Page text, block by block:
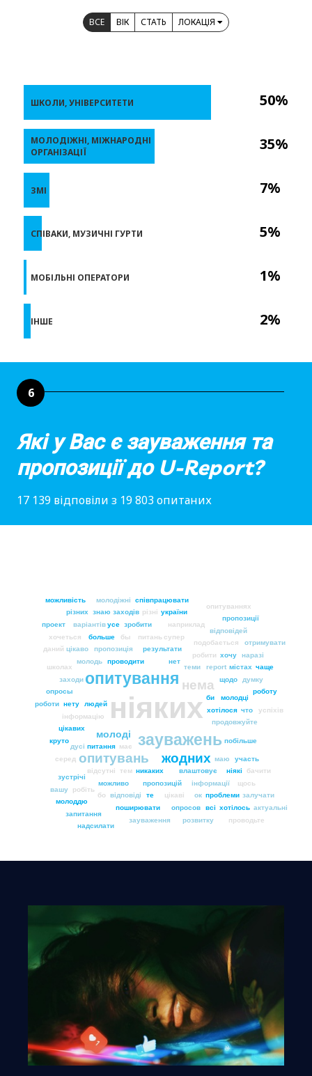
ВСЕ ВІК СТАТЬ ЛОКАЦІЯ
50%
35%
7%
5%
1%
2%
ШКОЛИ, УНІВЕРСИТЕТИ
МОЛОДІЖНІ, МІЖНАРОДНІ
ОРГАНІЗАЦІЇ
ЗМІ
СПІВАКИ, МУЗИЧНІ ГУРТИ
МОБІЛЬНІ ОПЕРАТОРИ
ІНШЕ
6
Які у Вас є зауваження та
пропозиції до U-Report?
17 139 відповіли з 19 803 опитаних
ніяких
зауважень
опитування
жодних
нема
опитувань
молоді
проводити
має
теми
нет
питання
робити
report
влаштовує
никаких
відсутні
пропозиція результати
хотілося
подобається
інформації
пропозицій
людей
тем
молодь
можливо
би
інформацію
маю
щодо
больше питань
продовжуйте
хочу
молодці
супер
відповідей
побільше
ніякі
робіть
цікаво
містах
проблеми
цікаві
відповіді
зустрічі
цікавих
бы
варіантів зробити
нету
наприклад
заходи
участь
молоддю
хочеться
дусі
пропозиції
хотілось
щось
ок
опросов
поширювати
серед
наразі
опросы
те
школах
думку
різних
усе
бо
вашу
заходів україни
бачити
залучати
запитання
круто
опитуваннях
отримувати
проект
роботу
проводьте
розвитку
что
всі
даний
зауваження
знаю
можливість
різні
молодіжні
роботи
співпрацювати
успіхів
актуальні
надсилати
чаще